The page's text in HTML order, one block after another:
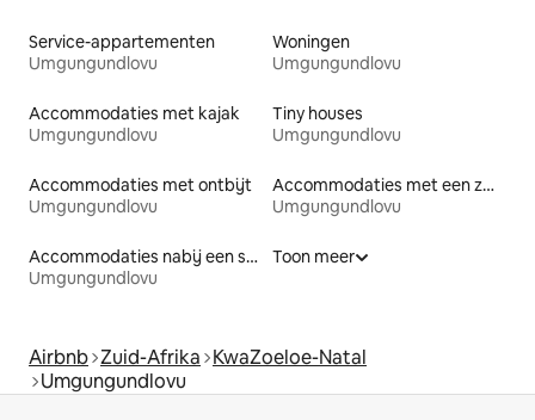
Service-appartementen
Umgungundlovu
Woningen
Umgungundlovu
Accommodaties met kajak
Umgungundlovu
Tiny houses
Umgungundlovu
Accommodaties met ontbijt
Umgungundlovu
Accommodaties met een zwembad
Umgungundlovu
Accommodaties nabij een strand
Umgungundlovu
Toon meer
Airbnb Zuid-Afrika KwaZoeloe-Natal
Umgungundlovu